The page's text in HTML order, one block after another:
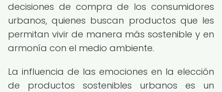
decisiones de compra de los consumidores
urbanos, quienes buscan productos que les
permitan vivir de manera más sostenible y en
armonía con el medio ambiente.
La influencia de las emociones en la elección
de productos sostenibles urbanos es un